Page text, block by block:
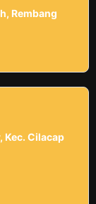
Rembang
Kec. Cilacap